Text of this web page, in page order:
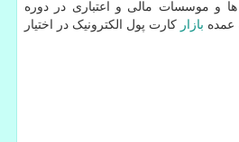
ها و موسسات مالی و اعتباری در دوره
عمده بازار کارت پول الکترونیک در اختیار